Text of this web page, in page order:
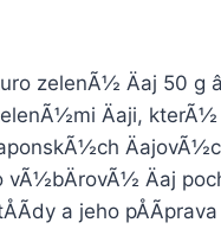
zelenÃ½ Äaj 50 g â
Äaji, kterÃ½
Äaj
a jeho